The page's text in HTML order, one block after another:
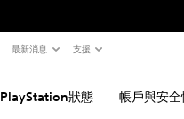
最新消息 支援
PlayStation狀態 帳戶與安全